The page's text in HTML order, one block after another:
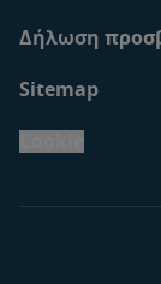
Δήλωση
Sitemap